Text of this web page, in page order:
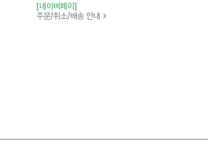
[네이버페이]
주문/취소/배송 안내